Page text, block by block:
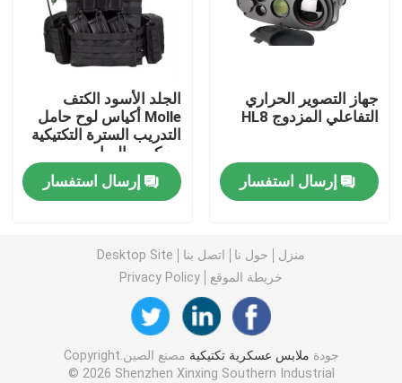
خوذة البالستية التكتيكية
حقيبة ظهر عسكرية تكتيكية
معدات في الهواء الطلق التكتيكية
الأحذية التكتيكية القتالية
سترة قتالية تكتيكية
جهاز التصوير الحراري
التفاعلي المزدوج HL8
إرسال استفسار
الجلد الأسود الكتف
Molle أكياس لوح حامل
التدريب السترة التكتيكية
مع كيس المياه
إرسال استفسار
منزل حول نا اتصل بنا
Desktop Site
خريطة الموقع
Privacy Policy
جودة ملابس عسكرية تكتيكية
مصنع الصين.Copyright
© 2026 Shenzhen Xinxing Southern Industrial